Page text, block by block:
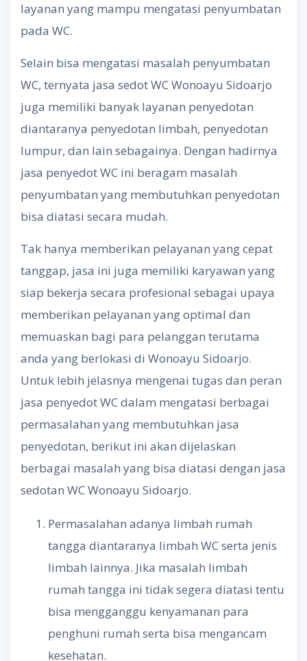
layanan yang mampu mengatasi penyumbatan
pada WC.
Selain bisa mengatasi masalah penyumbatan
WC, ternyata jasa sedot WC Wonoayu Sidoarjo
juga memiliki banyak layanan penyedotan
diantaranya penyedotan limbah, penyedotan
lumpur, dan lain sebagainya. Dengan hadirnya
jasa penyedot WC ini beragam masalah
penyumbatan yang membutuhkan penyedotan
bisa diatasi secara mudah.
Tak hanya memberikan pelayanan yang cepat
tanggap, jasa ini juga memiliki karyawan yang
siap bekerja secara profesional sebagai upaya
memberikan pelayanan yang optimal dan
memuaskan bagi para pelanggan terutama
anda yang berlokasi di Wonoayu Sidoarjo.
Untuk lebih jelasnya mengenai tugas dan peran
jasa penyedot WC dalam mengatasi berbagai
permasalahan yang membutuhkan jasa
penyedotan, berikut ini akan dijelaskan
berbagai masalah yang bisa diatasi dengan jasa
sedotan WC Wonoayu Sidoarjo.
Permasalahan adanya limbah rumah
tangga diantaranya limbah WC serta jenis
limbah lainnya. Jika masalah limbah
rumah tangga ini tidak segera diatasi tentu
bisa mengganggu kenyamanan para
penghuni rumah serta bisa mengancam
kesehatan.